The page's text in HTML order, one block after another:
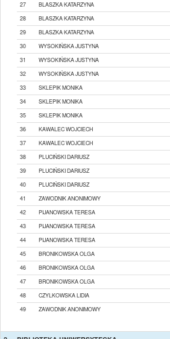
27
BLASZKA KATARZYNA
28
BLASZKA KATARZYNA
29
BLASZKA KATARZYNA
30
WYSOKIŃSKA JUSTYNA
31
WYSOKIŃSKA JUSTYNA
32
WYSOKIŃSKA JUSTYNA
33
SKLEPIK MONIKA
34
SKLEPIK MONIKA
35
SKLEPIK MONIKA
36
KAWALEC WOJCIECH
37
KAWALEC WOJCIECH
38
PLUCIŃSKI DARIUSZ
39
PLUCIŃSKI DARIUSZ
40
PLUCIŃSKI DARIUSZ
41
ZAWODNIK ANONIMOWY
42
PIJANOWSKA TERESA
43
PIJANOWSKA TERESA
44
PIJANOWSKA TERESA
45
BRONIKOWSKA OLGA
46
BRONIKOWSKA OLGA
47
BRONIKOWSKA OLGA
48
CZYLKOWSKA LIDIA
49
ZAWODNIK ANONIMOWY